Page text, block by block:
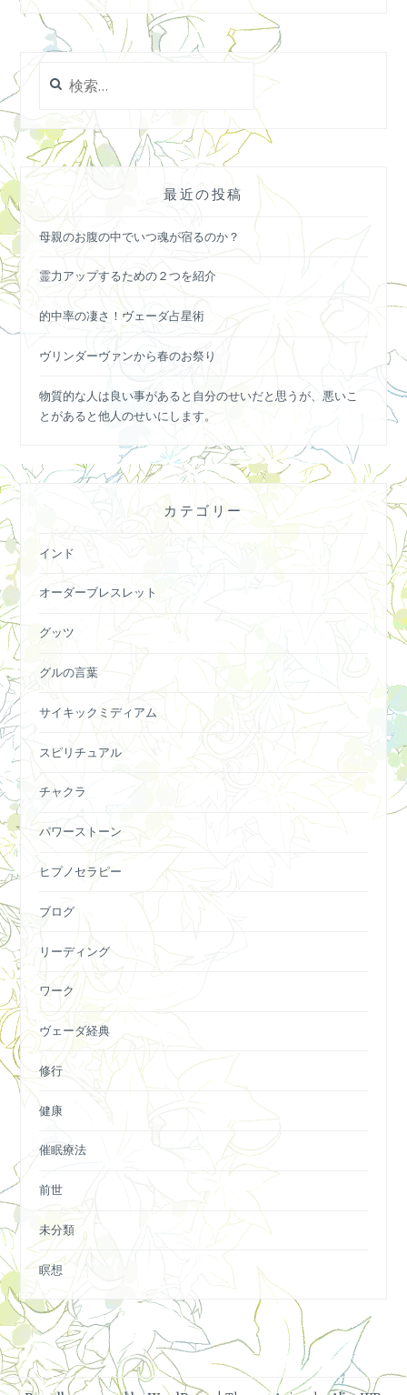
索:
最近の投稿
母親のお腹の中でいつ魂が宿るのか？
霊力アップするための２つを紹介
的中率の凄さ！ヴェーダ占星術
ヴリンダーヴァンから春のお祭り
物質的な人は良い事があると自分のせいだと思うが、悪いこ
とがあると他人のせいにします。
カテゴリー
インド
オーダーブレスレット
グッツ
グルの言葉
サイキックミディアム
スピリチュアル
チャクラ
パワーストーン
ヒプノセラピー
ブログ
リーディング
ワーク
ヴェーダ経典
修行
健康
催眠療法
前世
未分類
瞑想